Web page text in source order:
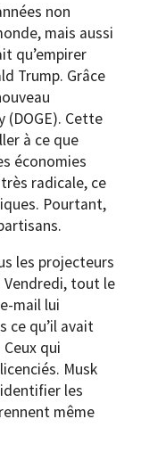
non
mais aussi
qu’empirer
Trump. Grâce
(DOGE). Cette
à ce que
économies
radicale, ce
Pourtant,
les projecteurs
Vendredi, tout le
mail lui
ce qu’il avait
qui
Musk
les
même